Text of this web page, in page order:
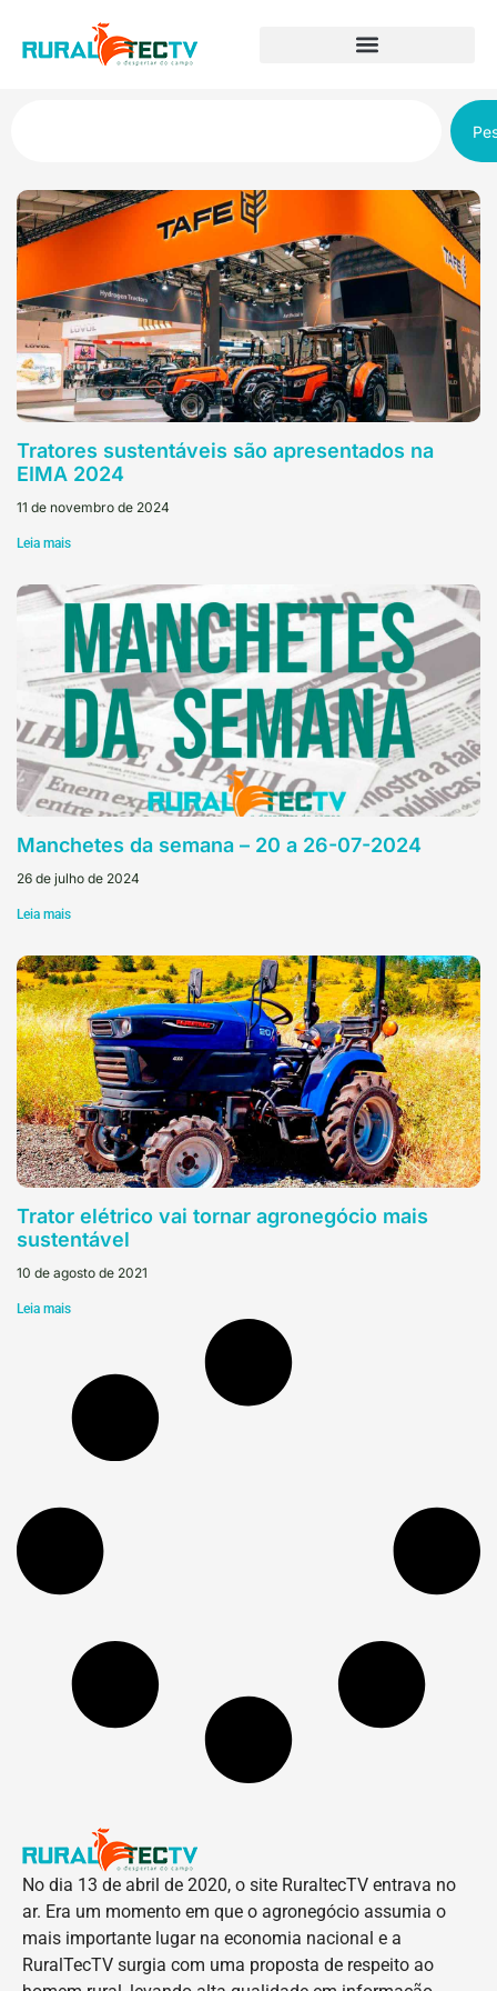
Tratores sustentáveis são apresentados na
EIMA 2024
11 de novembro de 2024
Leia mais
Manchetes da semana – 20 a 26-07-2024
26 de julho de 2024
Leia mais
Trator elétrico vai tornar agronegócio mais
sustentável
10 de agosto de 2021
Leia mais
No dia 13 de abril de 2020, o site RuraltecTV entrava no
ar. Era um momento em que o agronegócio assumia o
mais importante lugar na economia nacional e a
RuralTecTV surgia com uma proposta de respeito ao